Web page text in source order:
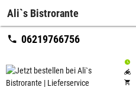
Ali`s Bistrorante
06219766756